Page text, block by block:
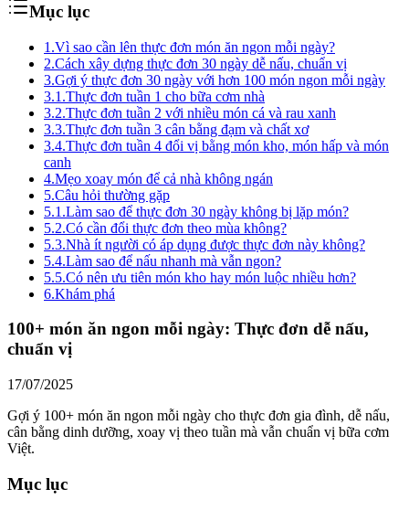
Mục lục
1.Vì sao cần lên thực đơn món ăn ngon mỗi ngày?
2.Cách xây dựng thực đơn 30 ngày dễ nấu, chuẩn vị
3.Gợi ý thực đơn 30 ngày với hơn 100 món ngon mỗi ngày
3.1.Thực đơn tuần 1 cho bữa cơm nhà
3.2.Thực đơn tuần 2 với nhiều món cá và rau xanh
3.3.Thực đơn tuần 3 cân bằng đạm và chất xơ
3.4.Thực đơn tuần 4 đổi vị bằng món kho, món hấp và món
canh
4.Mẹo xoay món để cả nhà không ngán
5.Câu hỏi thường gặp
5.1.Làm sao để thực đơn 30 ngày không bị lặp món?
5.2.Có cần đổi thực đơn theo mùa không?
5.3.Nhà ít người có áp dụng được thực đơn này không?
5.4.Làm sao để nấu nhanh mà vẫn ngon?
5.5.Có nên ưu tiên món kho hay món luộc nhiều hơn?
6.Khám phá
100+ món ăn ngon mỗi ngày: Thực đơn dễ nấu,
chuẩn vị
17/07/2025
Gợi ý 100+ món ăn ngon mỗi ngày cho thực đơn gia đình, dễ nấu,
cân bằng dinh dưỡng, xoay vị theo tuần mà vẫn chuẩn vị bữa cơm
Việt.
Mục lục